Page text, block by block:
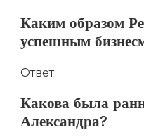
Каким образом
успешным
Ответ
Какова была
Александра?